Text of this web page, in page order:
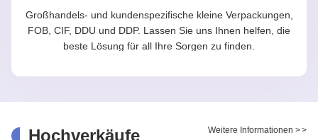
Großhandels- und kundenspezifische kleine Verpackungen,
FOB, CIF, DDU und DDP. Lassen Sie uns Ihnen helfen, die
beste Lösung für all Ihre Sorgen zu finden.
Hochverkäufe Weitere Informationen >>